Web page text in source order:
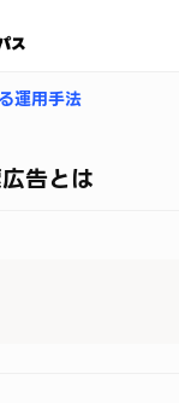
運用手法
告とは